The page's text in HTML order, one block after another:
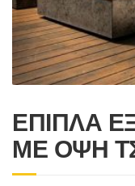
ΕΠΙΠΛΑ
ΜΕ ΟΨΗ